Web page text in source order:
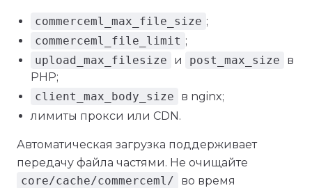
commerceml_max_file_size ;
commerceml_file_limit ;
upload_max_filesize
и post_max_size
в
PHP;
client_max_body_size
в nginx;
лимиты прокси или CDN.
Автоматическая загрузка поддерживает
передачу файла частями. Не очищайте
core/cache/commerceml/
во время